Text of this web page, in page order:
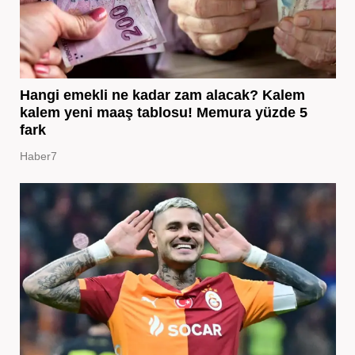
Hangi emekli ne kadar zam alacak? Kalem
kalem yeni maaş tablosu! Memura yüzde 5
fark
Haber7